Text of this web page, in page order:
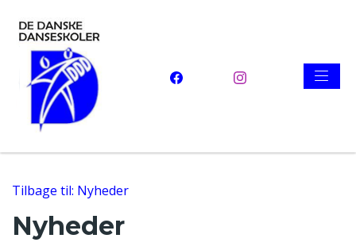
Tilbage til: Nyheder
Nyheder